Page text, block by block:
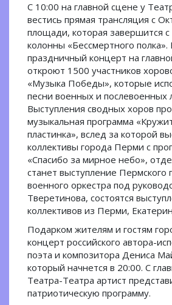
С 10:00 на главной сцене у
вестись прямая трансляция с
площади, которая завершится
колонны «Бессмертного
праздничный концерт на
откроют 1500 участников
«Музыка Победы», которые
песни военных и послевоенных
Выступления сводных хоров
музыкальная программа
пластинка», вслед за которой
коллективы города Перми с
«Спасибо за мирное небо»,
станет выступление Пермского
военного оркестра под
Тверетинова, состоятся
коллективов из Перми,
Подарком жителям и гостям
концерт российского автора-
поэта и композитора Дениса
который начнется в 20:00. С
Театра-Театра артист
патриотическую программу.